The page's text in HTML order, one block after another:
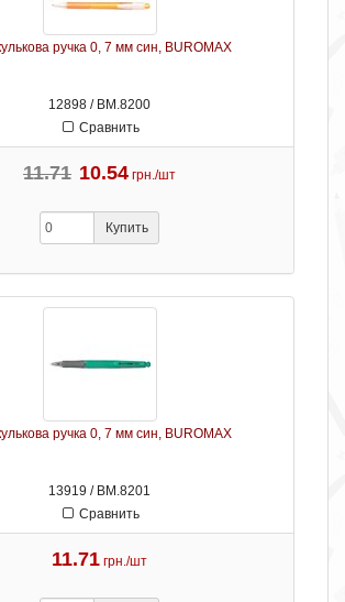
ручка 0, 7 мм син, BUROMAX
12898 / ВМ.8200
Сравнить
11.71 10.54 грн./шт
Купить
ручка 0, 7 мм син, BUROMAX
13919 / ВМ.8201
Сравнить
11.71 грн./шт